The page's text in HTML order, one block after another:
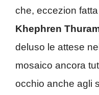
che, eccezion fatta
Khephren
deluso le attese
mosaico ancora
occhio anche agli